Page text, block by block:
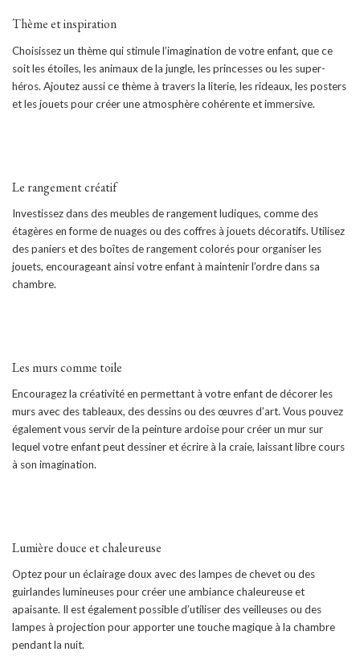
Thème et inspiration
Choisissez un thème qui stimule l’imagination de votre enfant, que ce
soit les étoiles, les animaux de la jungle, les princesses ou les super-
héros. Ajoutez aussi ce thème à travers la literie, les rideaux, les posters
et les jouets pour créer une atmosphère cohérente et immersive.
Le rangement créatif
Investissez dans des meubles de rangement ludiques, comme des
étagères en forme de nuages ou des coffres à jouets décoratifs. Utilisez
des paniers et des boîtes de rangement colorés pour organiser les
jouets, encourageant ainsi votre enfant à maintenir l’ordre dans sa
chambre.
Les murs comme toile
Encouragez la créativité en permettant à votre enfant de décorer les
murs avec des tableaux, des dessins ou des œuvres d’art. Vous pouvez
également vous servir de la peinture ardoise pour créer un mur sur
lequel votre enfant peut dessiner et écrire à la craie, laissant libre cours
à son imagination.
Lumière douce et chaleureuse
Optez pour un éclairage doux avec des lampes de chevet ou des
guirlandes lumineuses pour créer une ambiance chaleureuse et
apaisante. Il est également possible d’utiliser des veilleuses ou des
lampes à projection pour apporter une touche magique à la chambre
pendant la nuit.